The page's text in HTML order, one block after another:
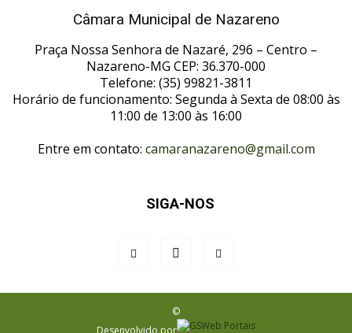
Câmara Municipal de Nazareno
Praça Nossa Senhora de Nazaré, 296 – Centro –
Nazareno-MG CEP: 36.370-000
Telefone: (35) 99821-3811
Horário de funcionamento: Segunda à Sexta de 08:00 às
11:00 de 13:00 às 16:00
Entre em contato: camaranazareno@gmail.com
SIGA-NOS
©
Desenvolvido por